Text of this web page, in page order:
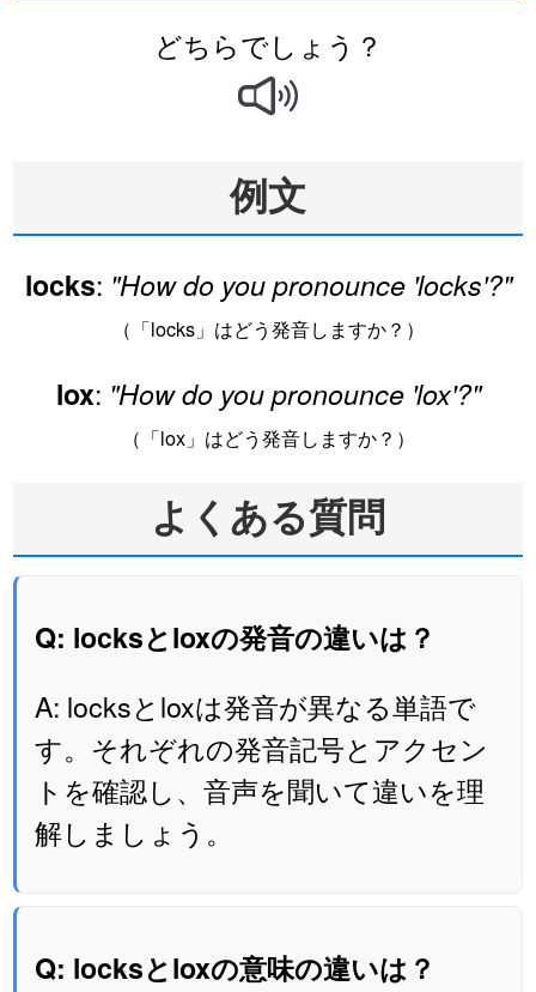
どちらでしょう？
例文
locks: "How do you pronounce 'locks'?"
（「locks」はどう発音しますか？）
lox: "How do you pronounce 'lox'?"
（「lox」はどう発音しますか？）
よくある質問
Q: locksとloxの発音の違いは？
A: locksとloxは発音が異なる単語で
す。それぞれの発音記号とアクセン
トを確認し、音声を聞いて違いを理
解しましょう。
Q: locksとloxの意味の違いは？